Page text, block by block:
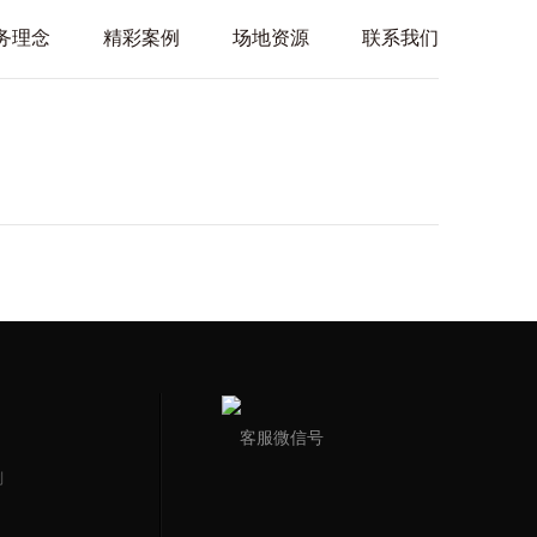
联系我们
场地资源
精彩案例
理念
客服微信号